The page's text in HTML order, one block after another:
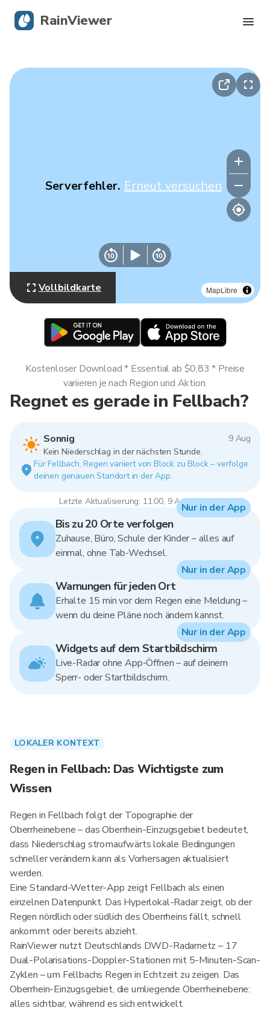
MapLibre
Serverfehler. Erneut versuchen
Vollbildkarte
Regnet es gerade in Fellbach?
Sonnig
9 Aug
Kein Niederschlag in der nächsten Stunde.
Für Fellbach. Regen variiert von Block zu Block – verfolge
deinen genauen Standort in der App.
Letzte Aktualisierung: 11:00, 9 Aug 2026
Kostenloser Download * Essential ab $0,83 * Preise
variieren je nach Region und Aktion.
Bis zu 20 Orte verfolgen
Zuhause, Büro, Schule der Kinder – alles auf
einmal, ohne Tab-Wechsel.
Nur in der App
Warnungen für jeden Ort
Erhalte 15 min vor dem Regen eine Meldung –
wenn du deine Pläne noch ändern kannst.
Nur in der App
Widgets auf dem Startbildschirm
Live-Radar ohne App-Öffnen – auf deinem
Sperr- oder Startbildschirm.
Nur in der App
LOKALER KONTEXT
Regen in Fellbach: Das Wichtigste zum
Wissen
Regen in Fellbach folgt der Topographie der
Oberrheinebene – das Oberrhein-Einzugsgebiet bedeutet,
dass Niederschlag stromaufwärts lokale Bedingungen
schneller verändern kann als Vorhersagen aktualisiert
werden.
Eine Standard-Wetter-App zeigt Fellbach als einen
einzelnen Datenpunkt. Das Hyperlokal-Radar zeigt, ob der
Regen nördlich oder südlich des Oberrheins fällt, schnell
ankommt oder bereits abzieht.
RainViewer nutzt Deutschlands DWD-Radarnetz – 17
Dual-Polarisations-Doppler-Stationen mit 5-Minuten-Scan-
Zyklen – um Fellbachs Regen in Echtzeit zu zeigen. Das
Oberrhein-Einzugsgebiet, die umliegende Oberrheinebene:
alles sichtbar, während es sich entwickelt.
RainViewer